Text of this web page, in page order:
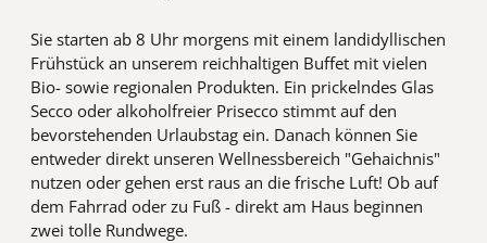
Sie starten ab 8 Uhr morgens mit einem landidyllischen
Frühstück an unserem reichhaltigen Buffet mit vielen
Bio- sowie regionalen Produkten. Ein prickelndes Glas
Secco oder alkoholfreier Prisecco stimmt auf den
bevorstehenden Urlaubstag ein. Danach können Sie
entweder direkt unseren Wellnessbereich "Gehaichnis"
nutzen oder gehen erst raus an die frische Luft! Ob auf
dem Fahrrad oder zu Fuß - direkt am Haus beginnen
zwei tolle Rundwege.